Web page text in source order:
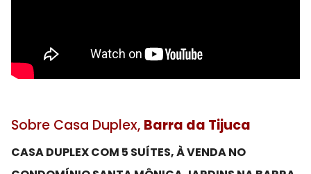
Sobre Casa Duplex, Barra da Tijuca
CASA DUPLEX COM 5 SUÍTES, À VENDA NO